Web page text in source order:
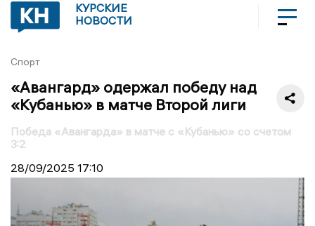
КУРСКИЕ
НОВОСТИ
Спорт
«Авангард» одержал победу над
«Кубанью» в матче Второй лиги
Победа «Авангарда» в матче с «Кубанью» со счетом
3:2
28/09/2025 17:10